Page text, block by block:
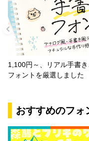
1,100円～、リアル手書
フォントを厳選しました
おすすめのフォ